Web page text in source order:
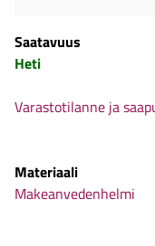
Saatavuus
Heti
Varastotilanne ja
Materiaali
Makeanvedenhelmi